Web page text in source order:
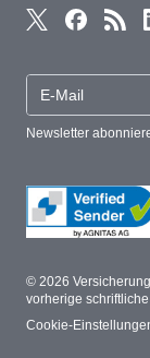
Newsletter
© 2026
vorherige
Cookie-